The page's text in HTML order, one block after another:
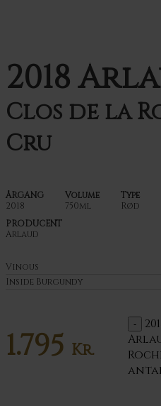
2018
Clos de la
Cru
ÅRGANG
2018
Volume
750ml
Type
Rød
PRODUCENT
Arlaud
Vinous
Inside Burgundy
1.795 Kr.